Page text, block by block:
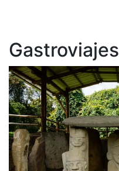
Gastroviajes